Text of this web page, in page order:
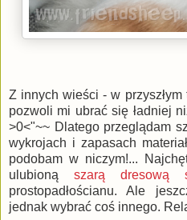
Z innych wieści - w
pozwoli mi ubrać się ładniej
>0<"~~ Dlatego przeglądam
wykrojach i zapasach
podobam w niczym!...
ulubioną szarą dresową
prostopadłościanu. Ale
jednak wybrać coś innego.